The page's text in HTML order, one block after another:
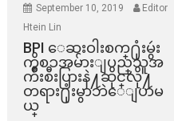
September 10, 2019
Editor
Htein Lin
BPI ​ေဆးဝါးစက္​႐ုံးမွဴး
ကိစၥအမ်ားျပည္​သူအ
က်ိဳးစီးပြားနဲ႔ဆိုင္​လို႔
တရား႐ုံးမွာဘဲေျပာမ
ယ္​